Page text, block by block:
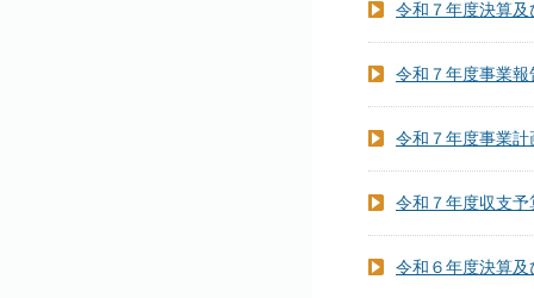
令和７年度決算及
令和７年度事業報
令和７年度事業計
令和７年度収支予
令和６年度決算及